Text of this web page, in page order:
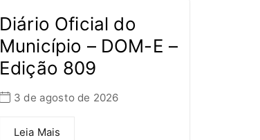
Diário Oficial do
Município – DOM-E –
Edição 809
3 de agosto de 2026
Leia Mais